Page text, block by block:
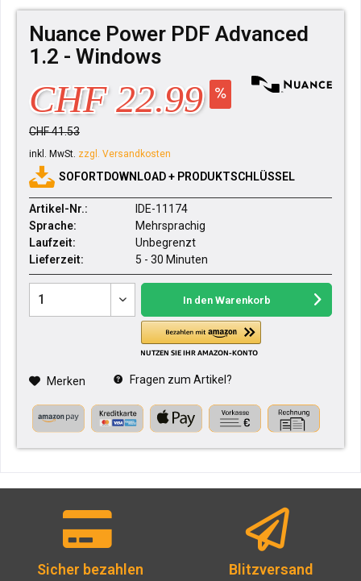
Nuance Power PDF Advanced
1.2 - Windows
CHF 22.99
CHF 41.53
inkl. MwSt. zzgl. Versandkosten
SOFORTDOWNLOAD + PRODUKTSCHLÜSSEL
Artikel-Nr.:
IDE-11174
Sprache:
Mehrsprachig
Laufzeit:
Unbegrenzt
Lieferzeit:
5 - 30 Minuten
In den Warenkorb
Merken Fragen zum Artikel?
Sicher bezahlen Blitzversand